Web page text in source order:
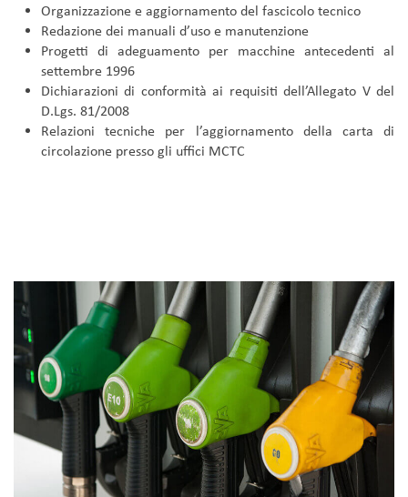
Organizzazione e aggiornamento del fascicolo tecnico
Redazione dei manuali d’uso e manutenzione
Progetti di adeguamento per macchine antecedenti al
settembre 1996
Dichiarazioni di conformità ai requisiti dell’Allegato V del
D.Lgs. 81/2008
Relazioni tecniche per l’aggiornamento della carta di
circolazione presso gli uffici MCTC